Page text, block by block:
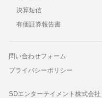
決算短信
有価証券報告書
問い合わせフォーム
プライバシーポリシー
SDエンターテイメント株式会社